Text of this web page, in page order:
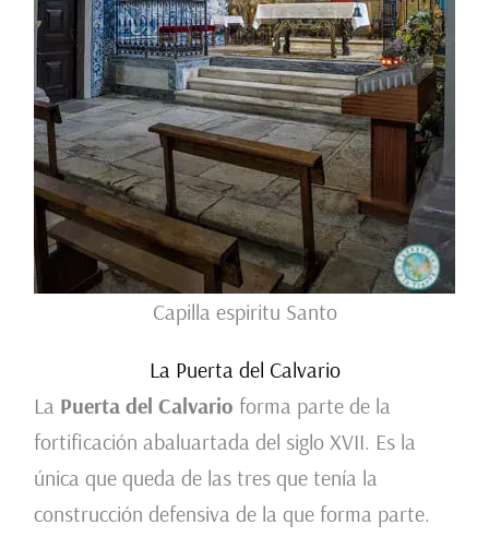
Capilla espiritu Santo
La Puerta del Calvario
La Puerta del Calvario forma parte de la
fortificación abaluartada del siglo XVII. Es la
única que queda de las tres que tenía la
construcción defensiva de la que forma parte.